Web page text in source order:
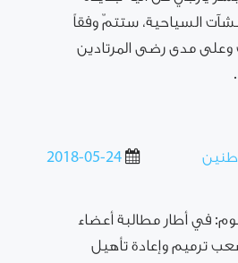
السياحية، ستتمّ وفقاً
وعلى مدى رضى المرتادين
2018-05-24
في أطار مطالبة أعضاء
ترميم وإعادة تأهيل